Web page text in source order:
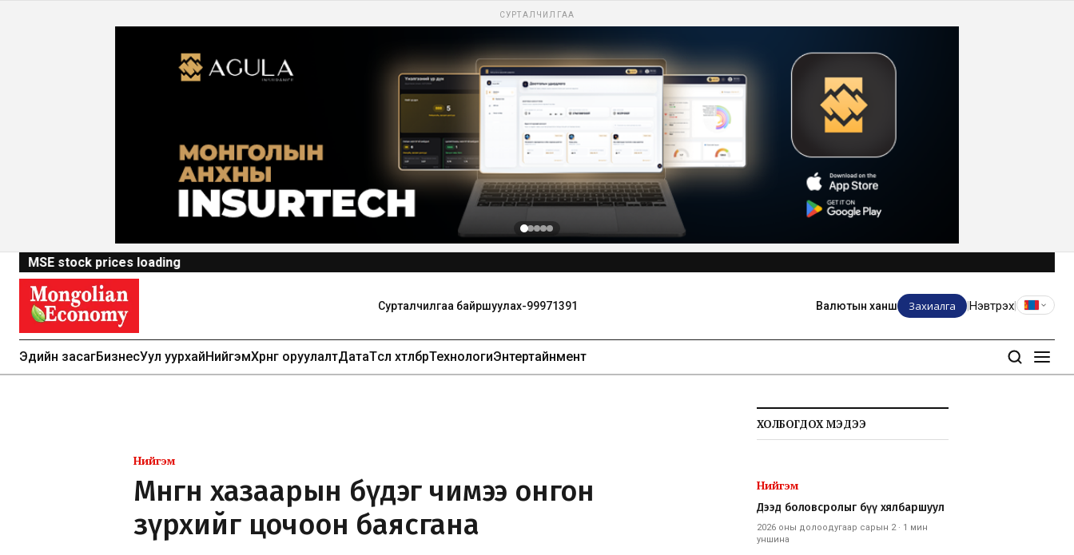
СУРТАЛЧИЛГАА
MSE stock prices loading
Валютын ханш Захиалга Нэвтрэх
Эдийн засагБизнесУул уурхайНийгэмХөрөнгө оруулалтДатаТөсөл хөтөлбөрТехнологиЭнтертайнмент
Нийгэм
Мөнгөн хазаарын бүдэг чимээ онгон
зүрхийг цочоон баясгана
ХОЛБОГДОХ МЭДЭЭ
Нийгэм
Дээд боловсролыг бүү хялбаршуул
2026 оны долоодугаар сарын 2· 1 мин
уншина